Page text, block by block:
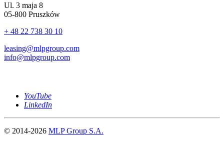
Ul. 3 maja 8
05-800 Pruszków
+ 48 22 738 30 10
leasing@mlpgroup.com
info@mlpgroup.com
YouTube
LinkedIn
© 2014-2026 MLP Group S.A.